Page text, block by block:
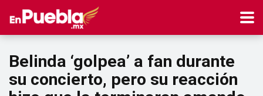
Belinda ‘golpea’ a fan durante
su concierto, pero su reacción